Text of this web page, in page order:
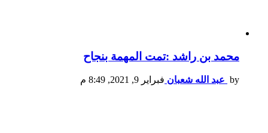
محمد بن راشد :تمت المهمة بنجاح
by عبد الله شعبان فبراير 9, 2021, 8:49 م